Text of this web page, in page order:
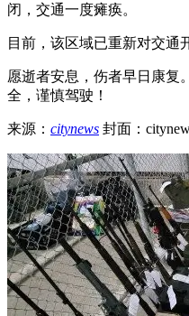
闭，交通一度瘫痪。
目前，该区域已重新对交通
愿逝者安息，伤者早日康复
全，谨慎驾驶！
来源： citynews 封面：